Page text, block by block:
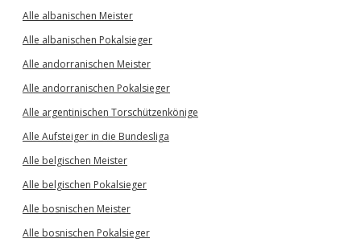
Alle albanischen Meister
Alle albanischen Pokalsieger
Alle andorranischen Meister
Alle andorranischen Pokalsieger
Alle argentinischen Torschützenkönige
Alle Aufsteiger in die Bundesliga
Alle belgischen Meister
Alle belgischen Pokalsieger
Alle bosnischen Meister
Alle bosnischen Pokalsieger